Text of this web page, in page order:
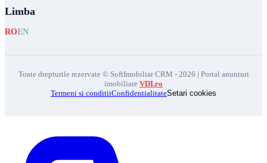
Limba
ROEN
Toate drepturile rezervate © SoftImobiliar CRM - 2026 | Portal anunturi
imobiliare VDI.ro
Termeni si conditiiConfidentialitateSetari cookies